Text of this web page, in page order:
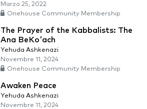
Marzo 25, 2022
Onehouse Community Membership
The Prayer of the Kabbalists: The
Ana BeKo'ach
Yehuda Ashkenazi
Novembre 11, 2024
Onehouse Community Membership
Awaken Peace
Yehuda Ashkenazi
Novembre 11, 2024